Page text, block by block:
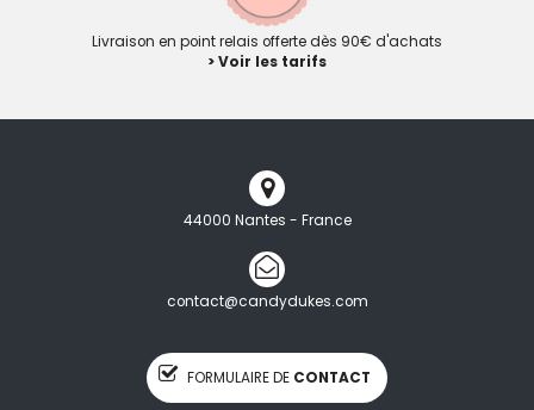
Livraison en point relais offerte dès 90€ d'achats
> Voir les tarifs
44000 Nantes - France
contact@candydukes.com
FORMULAIRE DE CONTACT